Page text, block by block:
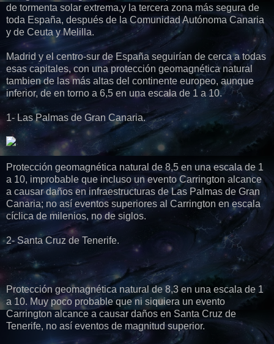
de tormenta solar extrema,y la tercera zona más segura de
toda España, después de la Comunidad Autónoma Canaria
y de Ceuta y Melilla.
Madrid y el centro-sur de España seguirían de cerca a todas
esas capitales, con una protección geomagnética natural
tambien de las más altas del continente europeo, aunque
inferior, de en torno a 6,5 en una escala de 1 a 10.
1- Las Palmas de Gran Canaria.
Protección geomagnética natural de 8,5 en una escala de 1
a 10, improbable que incluso un evento Carrington alcance
a causar daños en infraestructuras de Las Palmas de Gran
Canaria; no así eventos superiores al Carrington en escala
cíclica de milenios, no de siglos.
2- Santa Cruz de Tenerife.
Protección geomagnética natural de 8,3 en una escala de 1
a 10. Muy poco probable que ni siquiera un evento
Carrington alcance a causar daños en Santa Cruz de
Tenerife, no así eventos de magnitud superior.